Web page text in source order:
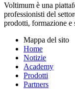
Voltimum è una
professionisti del
prodotti, formazione e
Mappa del sito
Home
Notizie
Academy
Prodotti
Partners